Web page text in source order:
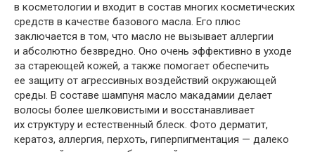
в косметологии и входит в состав многих косметических
средств в качестве базового масла. Его плюс
заключается в том, что масло не вызывает аллергии
и абсолютно безвредно. Оно очень эффективно в уходе
за стареющей кожей, а также помогает обеспечить
ее защиту от агрессивных воздействий окружающей
среды. В составе шампуня масло макадамии делает
волосы более шелковистыми и восстанавливает
их структуру и естественный блеск. Фото дерматит,
кератоз, аллергия, перхоть, гиперпигментация — далеко